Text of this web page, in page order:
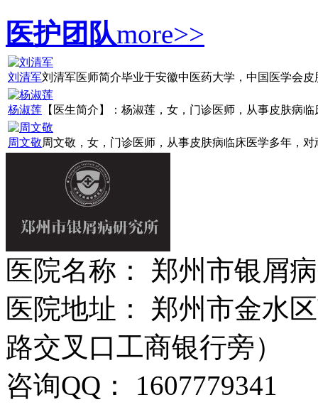
医护团队more>>
刘清军刘清军医师简介毕业于安徽中医药大学，中国医学会皮
杨淑莲 【医生简介】：杨淑莲，女，门诊医师，从事皮肤病
周文敬周文敬，女，门诊医师，从事皮肤病临床医学多年，对
医院名称： 郑州市银屑
医院地址： 郑州市金水
路交叉口工商银行旁）
咨询QQ： 1607779341